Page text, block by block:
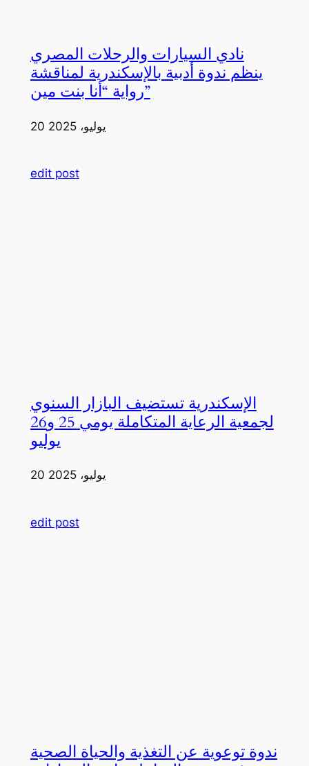
نادي السيارات والرحلات المصري
ينظم ندوة أدبية بالإسكندرية لمناقشة
رواية “أنا بنت مين”
20 يوليو، 2025
edit post
الإسكندرية تستضيف البازار السنوي
لجمعية الرعاية المتكاملة يومي 25 و26
يوليو
20 يوليو، 2025
edit post
ندوة توعوية عن التغذية والحياة الصحية